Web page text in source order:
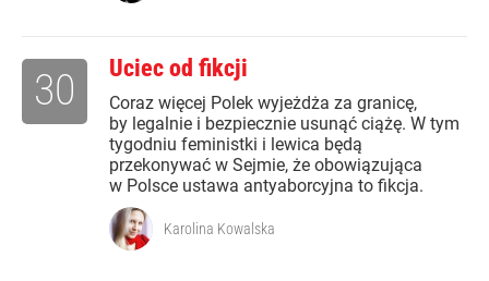
Uciec od fikcji
Coraz więcej Polek wyjeżdża za granicę,
by legalnie i bezpiecznie usunąć ciążę. W tym
tygodniu feministki i lewica będą
przekonywać w Sejmie, że obowiązująca
w Polsce ustawa antyaborcyjna to fikcja.
30
Karolina Kowalska